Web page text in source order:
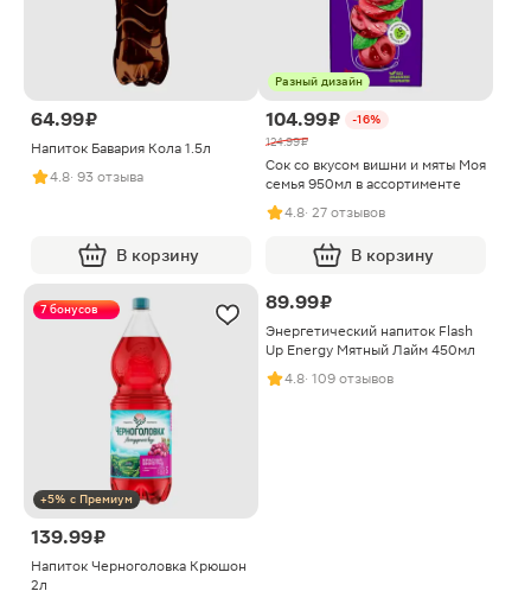
64.99 ₽
Напиток Бавария Кола 1.5л
4.8· 93 отзыва
В корзину
Разный дизайн
104.99 ₽
-16%
124.99 ₽
Сок со вкусом вишни и мяты Моя
семья 950мл в ассортименте
4.8· 27 отзывов
В корзину
7 бонусов
+5% с Премиум
139.99 ₽
Напиток Черноголовка Крюшон
2л
Финальная цена
89.99 ₽
Энергетический напиток Flash
Up Energy Мятный Лайм 450мл
4.8· 109 отзывов